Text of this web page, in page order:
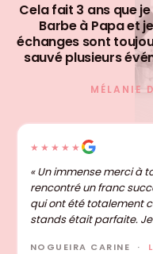
Cela fait 3 ans que
Barbe à Papa et
échanges sont
sauvé plusieurs
MÉLANIE
★★★★★
« Un immense merci à
rencontré un franc
qui ont été totalement
stands était parfaite.
NOGUEIRA CARINE ·